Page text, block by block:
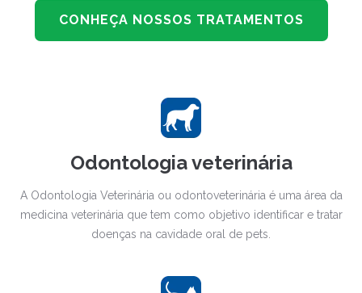
CONHEÇA NOSSOS TRATAMENTOS
Odontologia veterinária
A Odontologia Veterinária ou odontoveterinária é uma área da
medicina veterinária que tem como objetivo identificar e tratar
doenças na cavidade oral de pets.